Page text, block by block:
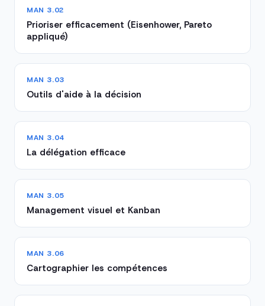
MAN 3.02
Prioriser efficacement (Eisenhower, Pareto
appliqué)
MAN 3.03
Outils d'aide à la décision
MAN 3.04
La délégation efficace
MAN 3.05
Management visuel et Kanban
MAN 3.06
Cartographier les compétences